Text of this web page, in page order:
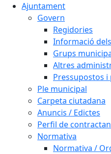
Ajuntament
Govern
Regidories
Informació
Grups
Altres
Pressupostos i
Ple municipal
Carpeta ciutadana
Anuncis / Edictes
Perfil de
Normativa
Normativa /